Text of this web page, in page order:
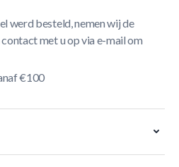
werd besteld, nemen wij de
met u op via e-mail om
€100